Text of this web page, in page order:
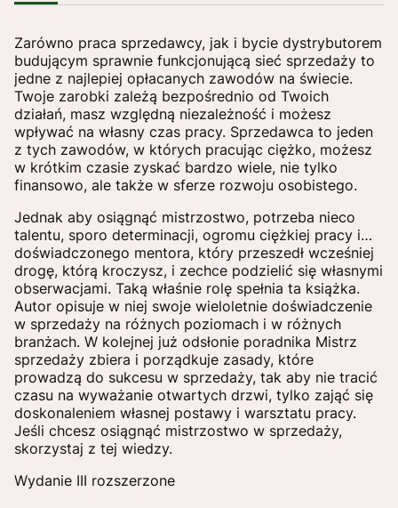
Zarówno praca sprzedawcy, jak i bycie dystrybutorem
budującym sprawnie funkcjonującą sieć sprzedaży to
jedne z najlepiej opłacanych zawodów na świecie.
Twoje zarobki zależą bezpośrednio od Twoich
działań, masz względną niezależność i możesz
wpływać na własny czas pracy. Sprzedawca to jeden
z tych zawodów, w których pracując ciężko, możesz
w krótkim czasie zyskać bardzo wiele, nie tylko
finansowo, ale także w sferze rozwoju osobistego.
Jednak aby osiągnąć mistrzostwo, potrzeba nieco
talentu, sporo determinacji, ogromu ciężkiej pracy i…
doświadczonego mentora, który przeszedł wcześniej
drogę, którą kroczysz, i zechce podzielić się własnymi
obserwacjami. Taką właśnie rolę spełnia ta książka.
Autor opisuje w niej swoje wieloletnie doświadczenie
w sprzedaży na różnych poziomach i w różnych
branżach. W kolejnej już odsłonie poradnika Mistrz
sprzedaży zbiera i porządkuje zasady, które
prowadzą do sukcesu w sprzedaży, tak aby nie tracić
czasu na wyważanie otwartych drzwi, tylko zająć się
doskonaleniem własnej postawy i warsztatu pracy.
Jeśli chcesz osiągnąć mistrzostwo w sprzedaży,
skorzystaj z tej wiedzy.
Wydanie III rozszerzone